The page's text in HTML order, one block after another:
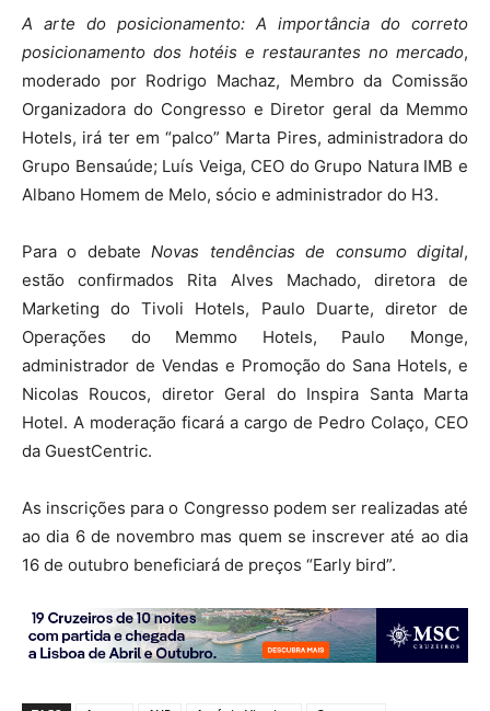
A arte do posicionamento: A importância do correto
posicionamento dos hotéis e restaurantes no mercado,
moderado por Rodrigo Machaz, Membro da Comissão
Organizadora do Congresso e Diretor geral da Memmo
Hotels, irá ter em “palco” Marta Pires, administradora do
Grupo Bensaúde; Luís Veiga, CEO do Grupo Natura IMB e
Albano Homem de Melo, sócio e administrador do H3.
Para o debateNovas tendências de consumo digital,
estão confirmados Rita Alves Machado, diretora de
Marketing do Tivoli Hotels, Paulo Duarte, diretor de
Operações do Memmo Hotels, Paulo Monge,
administrador de Vendas e Promoção do Sana Hotels, e
Nicolas Roucos, diretor Geral do Inspira Santa Marta
Hotel. A moderação ficará a cargo de Pedro Colaço, CEO
da GuestCentric.
As inscrições para o Congresso podem ser realizadas até
ao dia 6 de novembro mas quem se inscrever até ao dia
16 de outubro beneficiará de preços “Early bird”.